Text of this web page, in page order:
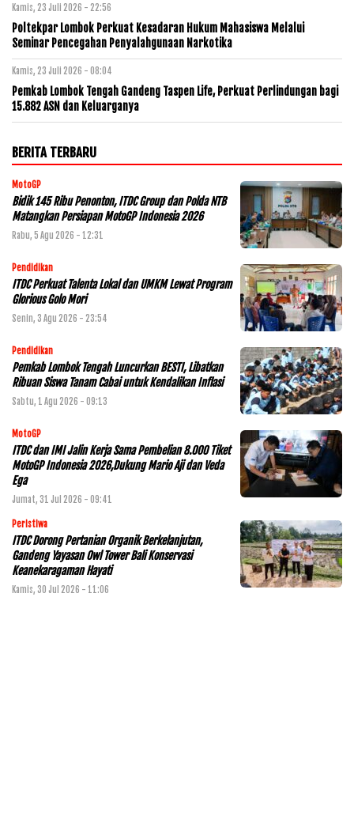
Kamis, 23 Juli 2026 - 22:56
Poltekpar Lombok Perkuat Kesadaran Hukum Mahasiswa Melalui
Seminar Pencegahan Penyalahgunaan Narkotika
Kamis, 23 Juli 2026 - 08:04
Pemkab Lombok Tengah Gandeng Taspen Life, Perkuat Perlindungan bagi
15.882 ASN dan Keluarganya
BERITA TERBARU
MotoGP
Bidik 145 Ribu Penonton, ITDC Group dan Polda NTB
Matangkan Persiapan MotoGP Indonesia 2026
Rabu, 5 Agu 2026 - 12:31
Pendidikan
ITDC Perkuat Talenta Lokal dan UMKM Lewat Program
Glorious Golo Mori
Senin, 3 Agu 2026 - 23:54
Pendidikan
Pemkab Lombok Tengah Luncurkan BESTI, Libatkan
Ribuan Siswa Tanam Cabai untuk Kendalikan Inflasi
Sabtu, 1 Agu 2026 - 09:13
MotoGP
ITDC dan IMI Jalin Kerja Sama Pembelian 8.000 Tiket
MotoGP Indonesia 2026,Dukung Mario Aji dan Veda
Ega
Jumat, 31 Jul 2026 - 09:41
Peristiwa
ITDC Dorong Pertanian Organik Berkelanjutan,
Gandeng Yayasan Owl Tower Bali Konservasi
Keanekaragaman Hayati
Kamis, 30 Jul 2026 - 11:06